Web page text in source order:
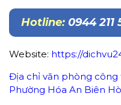
Hotline: 0944 211
Website: https://
Địa chỉ văn phòng
Phường Hóa An Biên